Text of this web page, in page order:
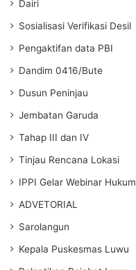
Dairi
Sosialisasi Verifikasi Desil
Pengaktifan data PBI
Dandim 0416/Bute
Dusun Peninjau
Jembatan Garuda
Tahap III dan IV
Tinjau Rencana Lokasi
IPPI Gelar Webinar Hukum
ADVETORIAL
Sarolangun
Kepala Puskesmas Luwu